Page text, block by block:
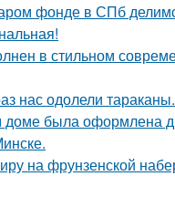
фонде в СПб
в стильном
нас одолели тараканы.
доме была оформлена
на фрунзенской